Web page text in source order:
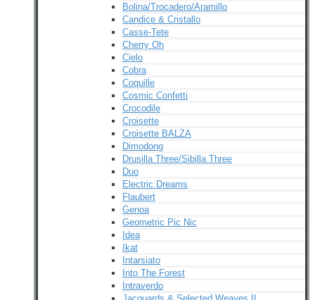
Bolina/Trocadero/Aramillo
Candice & Cristallo
Casse-Tete
Cherry Oh
Cielo
Cobra
Coquille
Cosmic Confetti
Crocodile
Croisette
Croisette BALZA
Dimodong
Drusilla Three/Sibilla Three
Duo
Electric Dreams
Flaubert
Genoa
Geometric Pic Nic
Idea
Ikat
Intarsiato
Into The Forest
Intraverdo